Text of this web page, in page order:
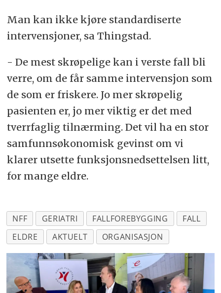
Man kan ikke kjøre standardiserte
intervensjoner, sa Thingstad.
- De mest skrøpelige kan i verste fall bli
verre, om de får samme intervensjon som
de som er friskere. Jo mer skrøpelig
pasienten er, jo mer viktig er det med
tverrfaglig tilnærming. Det vil ha en stor
samfunnsøkonomisk gevinst om vi
klarer utsette funksjonsnedsettelsen litt,
for mange eldre.
NFF GERIATRI FALLFOREBYGGING
FALL
ELDRE
AKTUELT ORGANISASJON